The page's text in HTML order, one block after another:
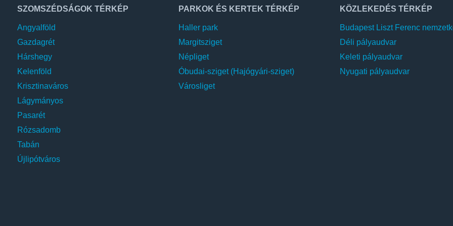
Béke tér
Béla utca
Börzsönyi utca
Cincér utca
Cirmos sétány
Corvin út
Csaba köz
Csalitos út
Mázoló utca
Méhes utca
Méter utca
Mókus út
SZOMSZÉDSÁGOK TÉRKÉP
Angyalföld
Gazdagrét
Hárshegy
Kelenföld
Krisztinaváros
Lágymányos
Pasarét
Rózsadomb
Tabán
Újlipótváros
PARKOK ÉS KERTEK TÉRKÉP
Haller park
Margitsziget
Népliget
Óbudai-sziget (Hajógyári-sziget)
Városliget
KÖZLEKEDÉS TÉRKÉP
Budapest Liszt Ferenc
Déli pályaudvar
Keleti pályaudvar
Nyugati pályaudvar